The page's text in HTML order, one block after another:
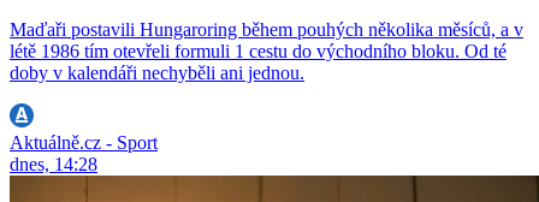
Maďaři postavili Hungaroring během pouhých několika měsíců, a v
létě 1986 tím otevřeli formuli 1 cestu do východního bloku. Od té
doby v kalendáři nechyběli ani jednou.
Aktuálně.cz - Sport
dnes, 14:28